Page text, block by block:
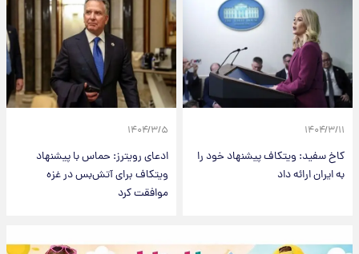
۱۴۰۴/۳/۱۱
کاخ سفید: ویتکاف پیشنهاد خود را
به ایران ارائه داد
۱۴۰۴/۳/۵
ادعای رویترز: حماس با پیشنهاد
ویتکاف برای آتش‌بس در غزه
موافقت کرد